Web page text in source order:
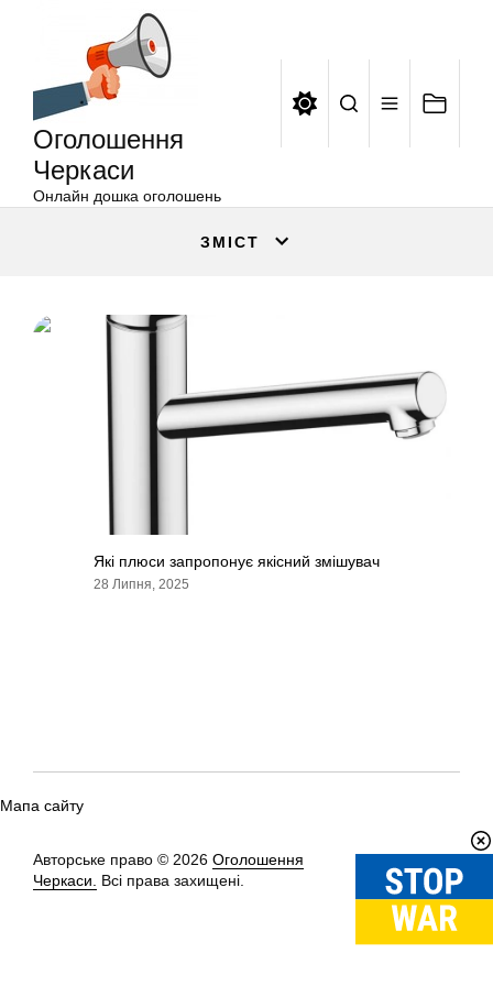
Оголошення
Черкаси
Онлайн дошка оголошень
ЗМІСТ
Які плюси запропонує якісний змішувач
28 Липня, 2025
Мапа сайту
Авторське право © 2026 Оголошення
Черкаси.
Всі права захищені.
Вгору↑